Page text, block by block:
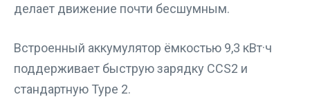
делает движение почти бесшумным.
Встроенный аккумулятор ёмкостью 9,3 кВт·ч
поддерживает быструю зарядку CCS2 и
стандартную Type 2.